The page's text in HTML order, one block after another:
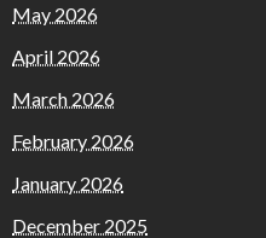
May 2026
April 2026
March 2026
February 2026
January 2026
December 2025